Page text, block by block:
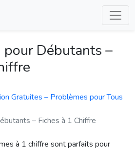
Débutants –
Gratuites – Problèmes pour Tous
– Fiches à 1 Chiffre
à 1 chiffre sont parfaits pour